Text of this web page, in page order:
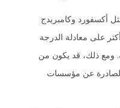
أكسفورد وكامبريدج
على معادلة الدرجة
ومع ذلك، قد يكون من
الصادرة عن مؤسسات